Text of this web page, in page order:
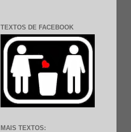
TEXTOS DE FACEBOOK
MAIS TEXTOS: